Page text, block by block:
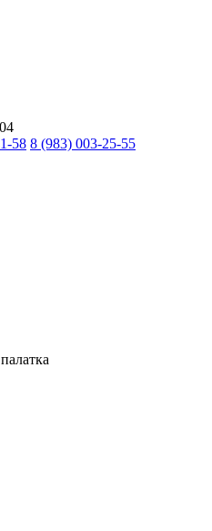
58 8 (983) 003-25-55